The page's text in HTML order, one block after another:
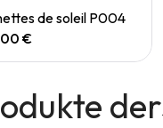
Quick View
de soleil P004
€